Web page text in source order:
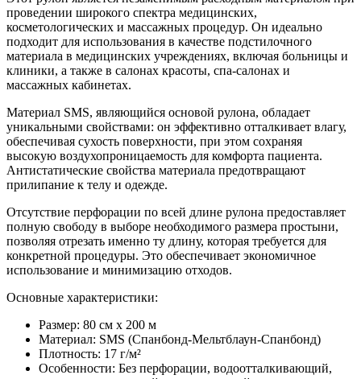
проведении широкого спектра медицинских,
косметологических и массажных процедур. Он идеально
подходит для использования в качестве подстилочного
материала в медицинских учреждениях, включая больницы и
клиники, а также в салонах красоты, спа-салонах и
массажных кабинетах.
Материал SMS, являющийся основой рулона, обладает
уникальными свойствами: он эффективно отталкивает влагу,
обеспечивая сухость поверхности, при этом сохраняя
высокую воздухопроницаемость для комфорта пациента.
Антистатические свойства материала предотвращают
прилипание к телу и одежде.
Отсутствие перфорации по всей длине рулона предоставляет
полную свободу в выборе необходимого размера простыни,
позволяя отрезать именно ту длину, которая требуется для
конкретной процедуры. Это обеспечивает экономичное
использование и минимизацию отходов.
Основные характеристики:
Размер: 80 см x 200 м
Материал: SMS (Спанбонд-Мельтблаун-Спанбонд)
Плотность: 17 г/м²
Особенности: Без перфорации, водоотталкивающий,